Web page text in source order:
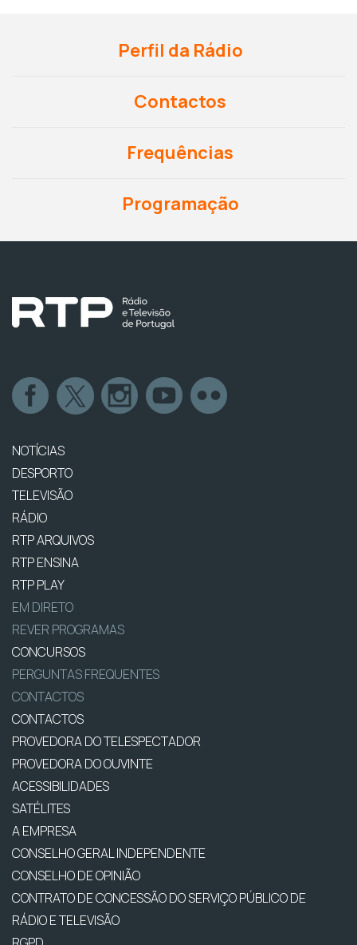
Perfil da Rádio
Contactos
Frequências
Programação
NOTÍCIAS
DESPORTO
TELEVISÃO
RÁDIO
RTP ARQUIVOS
RTP ENSINA
RTP PLAY
EM DIRETO
REVER PROGRAMAS
CONCURSOS
PERGUNTAS FREQUENTES
CONTACTOS
CONTACTOS
PROVEDORA DO TELESPECTADOR
PROVEDORA DO OUVINTE
ACESSIBILIDADES
SATÉLITES
A EMPRESA
CONSELHO GERAL INDEPENDENTE
CONSELHO DE OPINIÃO
CONTRATO DE CONCESSÃO DO SERVIÇO PÚBLICO DE
RÁDIO E TELEVISÃO